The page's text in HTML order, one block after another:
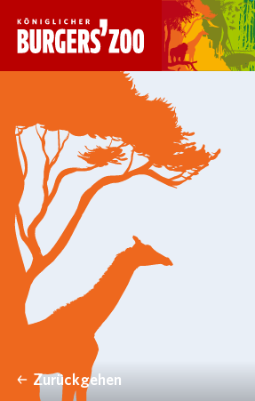
- Startseite
Zurückgehen